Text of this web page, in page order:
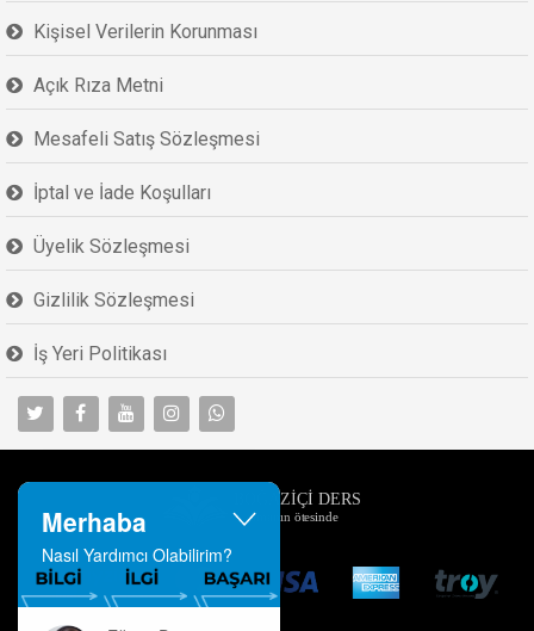
Kişisel Verilerin Korunması
Açık Rıza Metni
Mesafeli Satış Sözleşmesi
İptal ve İade Koşulları
Üyelik Sözleşmesi
Gizlilik Sözleşmesi
İş Yeri Politikası
Merhaba
Nasıl Yardımcı Olabilirim?